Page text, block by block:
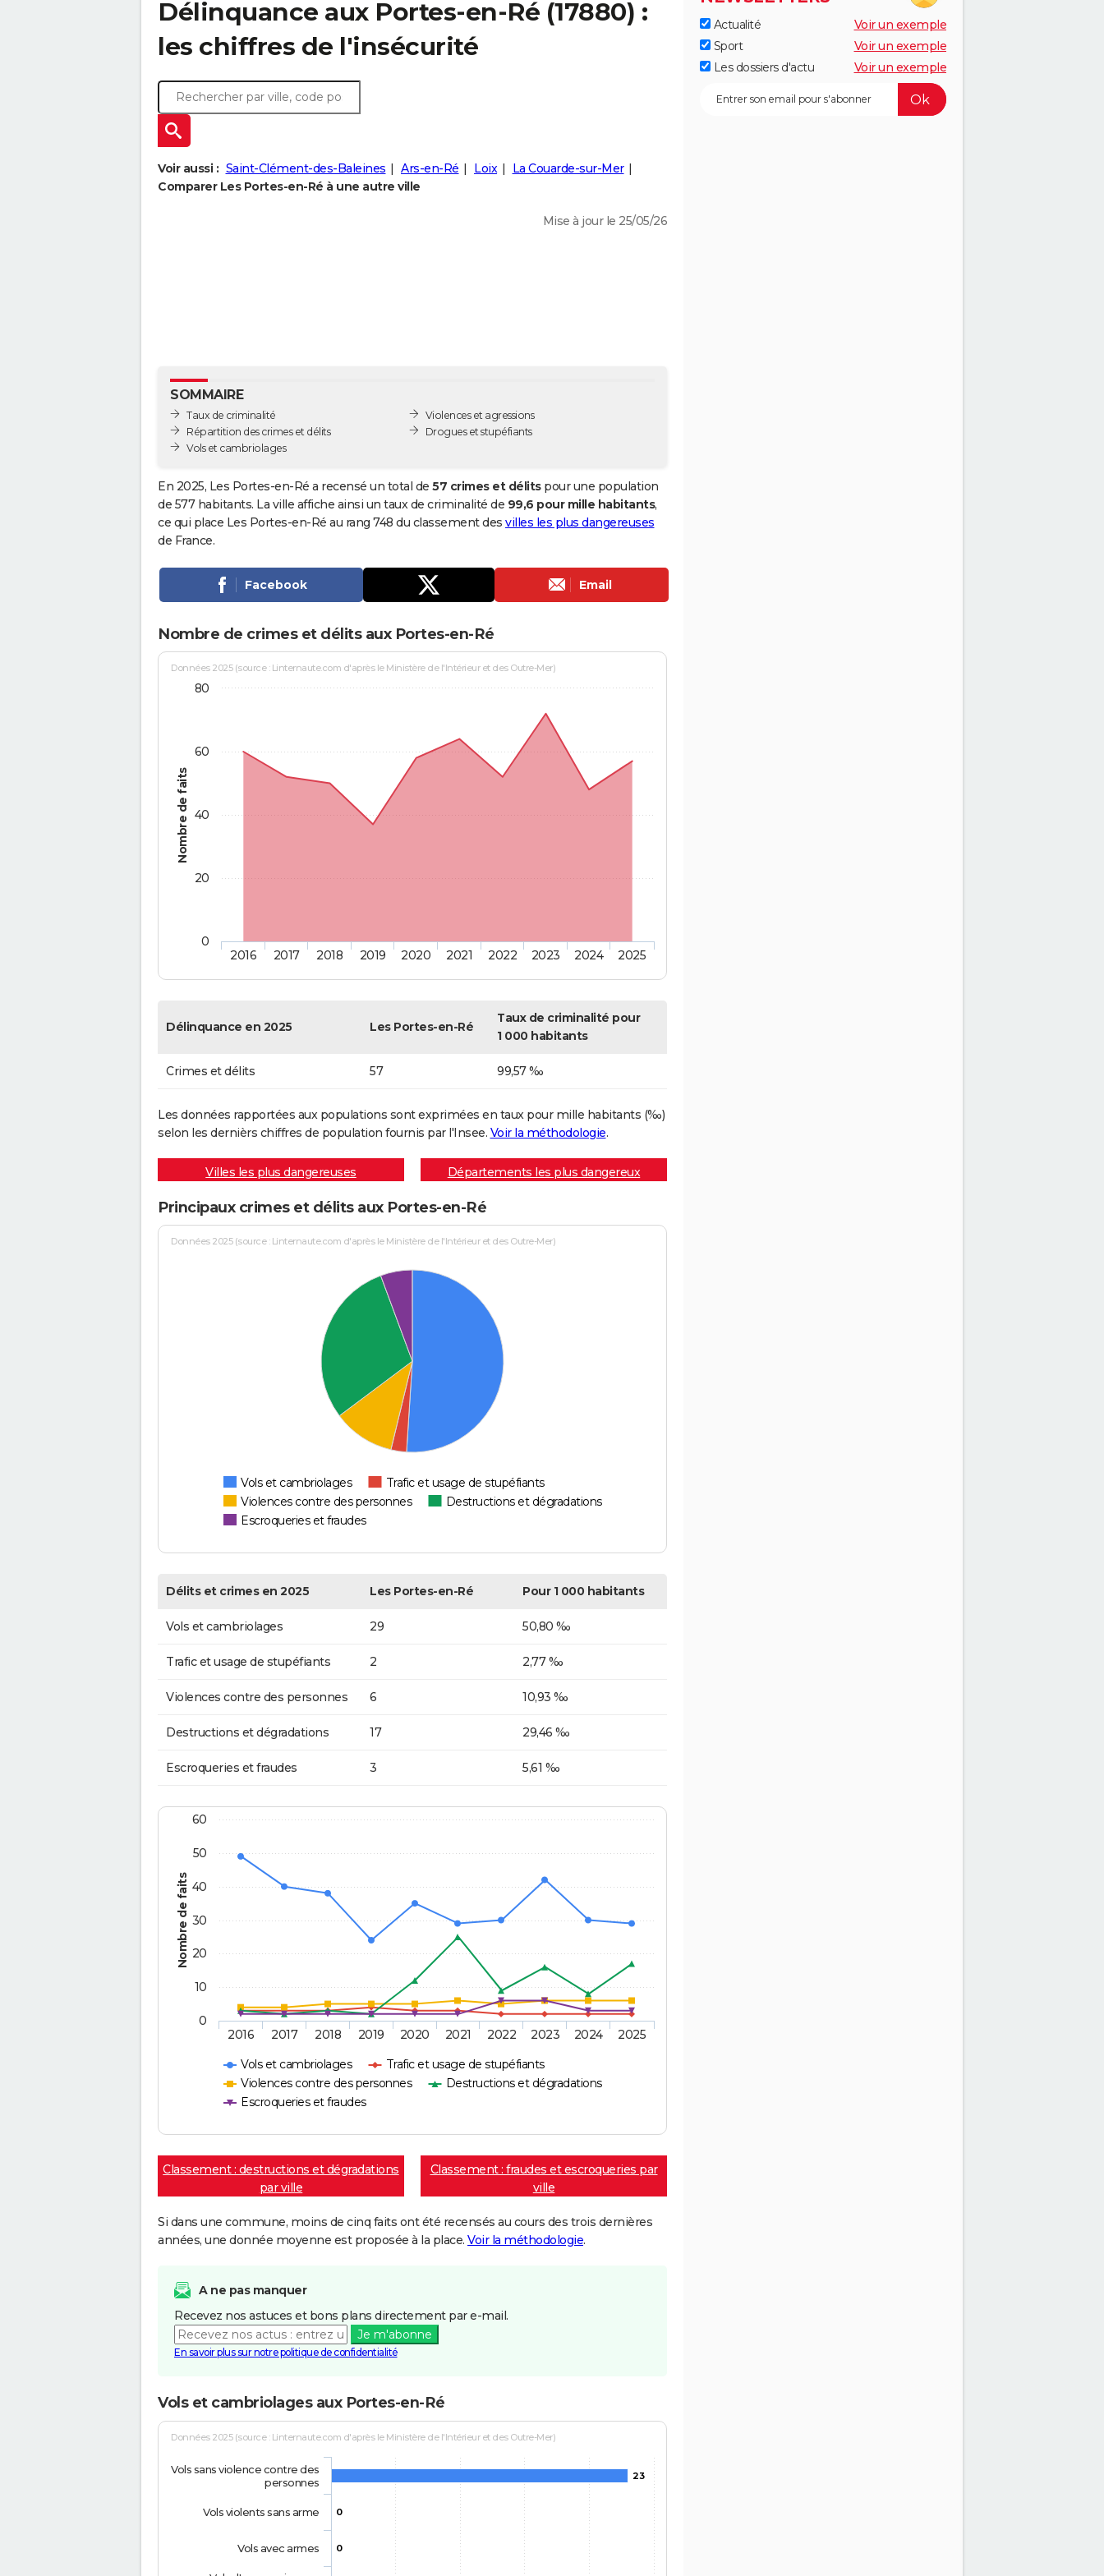
Délinquance aux Portes-en-Ré (17880) :
les chiffres de l'insécurité
Voir aussi : Saint-Clément-des-Baleines Ars-en-Ré Loix
La Couarde-sur-Mer
Comparer Les Portes-en-Ré à une autre ville
Mise à jour le 25/05/26
SOMMAIRE
Taux de criminalité
Répartition des crimes et délits
Vols et cambriolages
Violences et agressions
Drogues et stupéfiants
En 2025, Les Portes-en-Ré a recensé un total de 57 crimes et délitspour une population
de 577 habitants. La ville affiche ainsi un taux de criminalité de 99,6 pour mille habitants,
ce qui place Les Portes-en-Ré au rang 748 du classement des villes les plus dangereuses
de France.
Facebook Email
Nombre de crimes et délits aux Portes-en-Ré
Nombre de faits
Données 2025 (source : Linternaute.com d'après le Ministère de l'Intérieur et des Outre-Mer)
2016 2017 2018 2019 2020 2021 2022 2023 2024 2025
0
20
40
60
80
Délinquance en 2025 Les Portes-en-Ré
Taux de criminalité pour
1 000 habitants
Crimes et délits 57 99,57 ‰
Les données rapportées aux populations sont exprimées en taux pour mille habitants (‰)
selon les dernièrs chiffres de population fournis par l'Insee. Voir la méthodologie.
Villes les plus dangereuses Départements les plus dangereux
Principaux crimes et délits aux Portes-en-Ré
Données 2025 (source : Linternaute.com d'après le Ministère de l'Intérieur et des Outre-Mer)
Vols et cambriolages
Trafic et usage de stupéfiants
Violences contre des personnes
Destructions et dégradations
Escroqueries et fraudes
Délits et crimes en 2025 Les Portes-en-Ré Pour 1 000 habitants
Vols et cambriolages 29 50,80 ‰
Trafic et usage de stupéfiants 2 2,77 ‰
Violences contre des personnes 6 10,93 ‰
Destructions et dégradations 17 29,46 ‰
Escroqueries et fraudes 3 5,61 ‰
Nombre de faits
Vols et cambriolages
Trafic et usage de stupéfiants
Violences contre des personnes
Destructions et dégradations
Escroqueries et fraudes
2016 2017 2018 2019 2020 2021 2022 2023 2024 2025
0
10
20
30
40
50
60
Classement : destructions et dégradations
par ville
Classement : fraudes et escroqueries par
ville
Si dans une commune, moins de cinq faits ont été recensés au cours des trois dernières
années, une donnée moyenne est proposée à la place. Voir la méthodologie.
A ne pas manquer
Recevez nos astuces et bons plans directement par e-mail.
Je m'abonne
En savoir plus sur notre politique de confidentialité
Vols et cambriolages aux Portes-en-Ré
Données 2025 (source : Linternaute.com d'après le Ministère de l'Intérieur et des Outre-Mer)
23
0
0
Vols sans violence contre des
personnes
Vols violents sans arme
Vols avec armes
Actualité
Voir un exemple
Sport
Voir un exemple
Les dossiers d'actu
Voir un exemple